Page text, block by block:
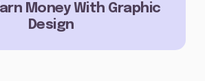
Money With Graphic
Design